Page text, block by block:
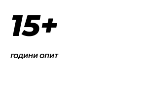
15+
ГОДИНИ ОПИТ